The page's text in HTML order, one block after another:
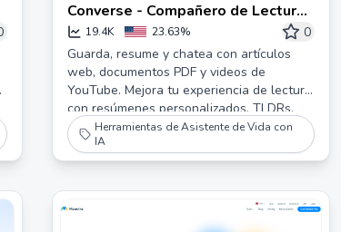
Converse - Compañero de Lectura
AI para artículos web, PDFs y
videos
19.4K 23.63%
0
Guarda, resume y chatea con artículos
web, documentos PDF y videos de
YouTube. Mejora tu experiencia de lectura
con resúmenes personalizados, TLDRs,
puntos clave, chat intuitivo de
documentos y compartición social en
Converse.
Herramientas de Asistente de Vida con
IA